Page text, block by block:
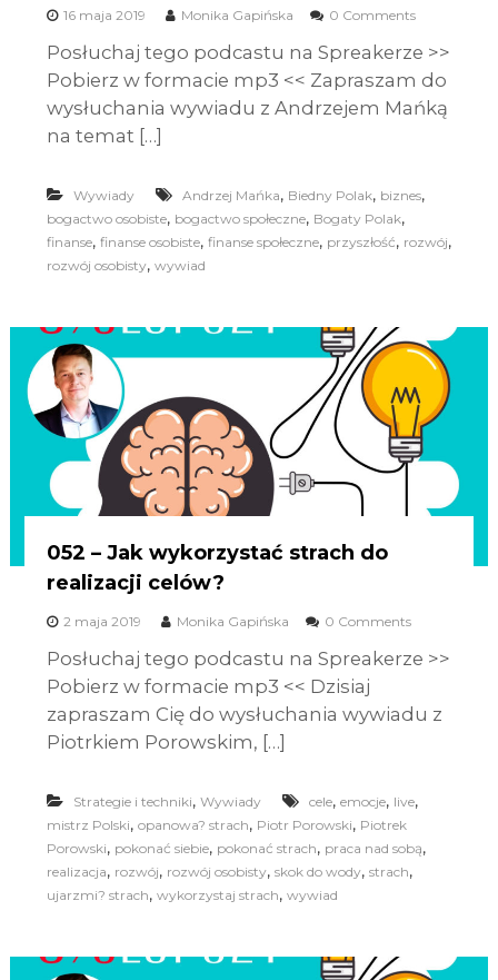
16 maja 2019 Monika Gapińska 0 Comments
Posłuchaj tego podcastu na Spreakerze >>
Pobierz w formacie mp3 << Zapraszam do
wysłuchania wywiadu z Andrzejem Mańką
na temat […]
Wywiady Andrzej Mańka, Biedny Polak, biznes,
bogactwo osobiste, bogactwo społeczne, Bogaty Polak,
finanse, finanse osobiste, finanse społeczne, przyszłość, rozwój,
rozwój osobisty, wywiad
052 – Jak wykorzystać strach do
realizacji celów?
2 maja 2019 Monika Gapińska 0 Comments
Posłuchaj tego podcastu na Spreakerze >>
Pobierz w formacie mp3 << Dzisiaj
zapraszam Cię do wysłuchania wywiadu z
Piotrkiem Porowskim, […]
Strategie i techniki, Wywiady cele, emocje, live,
mistrz Polski, opanowa? strach, Piotr Porowski, Piotrek
Porowski, pokonać siebie, pokonać strach, praca nad sobą,
realizacja, rozwój, rozwój osobisty, skok do wody, strach,
ujarzmi? strach, wykorzystaj strach, wywiad